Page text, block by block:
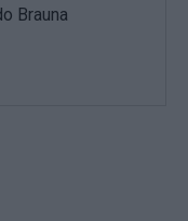
Brauna